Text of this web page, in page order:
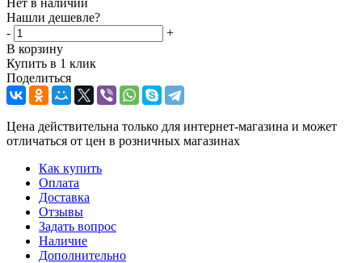
Нашли дешевле?
-
+
В корзину
Купить в 1 клик
Поделиться
Цена действительна только для интернет-магазина и может
отличаться от цен в розничных магазинах
Как купить
Оплата
Доставка
Отзывы
Задать вопрос
Наличие
Дополнительно